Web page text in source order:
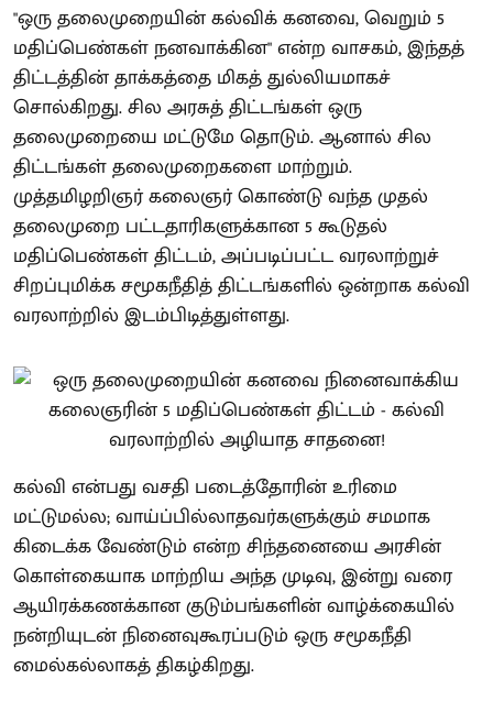
"ஒரு தலைமுறையின் கல்விக் கனவை, வெறும் 5
மதிப்பெண்கள் நனவாக்கின" என்ற வாசகம், இந்தத்
திட்டத்தின் தாக்கத்தை மிகத் துல்லியமாகச்
சொல்கிறது. சில அரசுத் திட்டங்கள் ஒரு
தலைமுறையை மட்டுமே தொடும். ஆனால் சில
திட்டங்கள் தலைமுறைகளை மாற்றும்.
முத்தமிழறிஞர் கலைஞர் கொண்டு வந்த முதல்
தலைமுறை பட்டதாரிகளுக்கான 5 கூடுதல்
மதிப்பெண்கள் திட்டம், அப்படிப்பட்ட வரலாற்றுச்
சிறப்புமிக்க சமூகநீதித் திட்டங்களில் ஒன்றாக கல்வி
வரலாற்றில் இடம்பிடித்துள்ளது.
கல்வி என்பது வசதி படைத்தோரின் உரிமை
மட்டுமல்ல; வாய்ப்பில்லாதவர்களுக்கும் சமமாக
கிடைக்க வேண்டும் என்ற சிந்தனையை அரசின்
கொள்கையாக மாற்றிய அந்த முடிவு, இன்று வரை
ஆயிரக்கணக்கான குடும்பங்களின் வாழ்க்கையில்
நன்றியுடன் நினைவுகூரப்படும் ஒரு சமூகநீதி
மைல்கல்லாகத் திகழ்கிறது.